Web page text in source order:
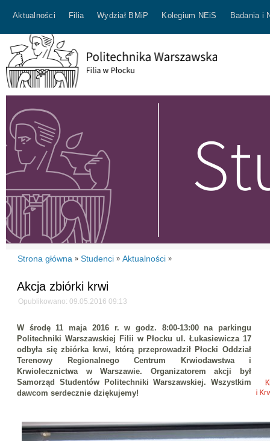
Aktualności Filia Wydział BMiP Kolegium NEiS Badania i
Strona główna » Studenci » Aktualności »
Akcja zbiórki krwi
Opublikowano: 09.05.2016 09:13
W środę 11 maja 2016 r. w godz. 8:00-13:00 na parkingu
Politechniki Warszawskiej Filii w Płocku ul. Łukasiewicza 17
odbyła się zbiórka krwi, którą przeprowadził Płocki Oddział
Terenowy Regionalnego Centrum Krwiodawstwa i
Krwiolecznictwa w Warszawie. Organizatorem akcji był
Samorząd Studentów Politechniki Warszawskiej. Wszystkim
dawcom serdecznie dziękujemy!